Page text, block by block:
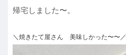
帰宅しました〜。
＼焼きたて屋さん 美味しかった〜〜／